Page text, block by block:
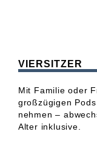
VIERSITZER
Mit Familie oder
großzügigen
nehmen –
Alter inklusive.